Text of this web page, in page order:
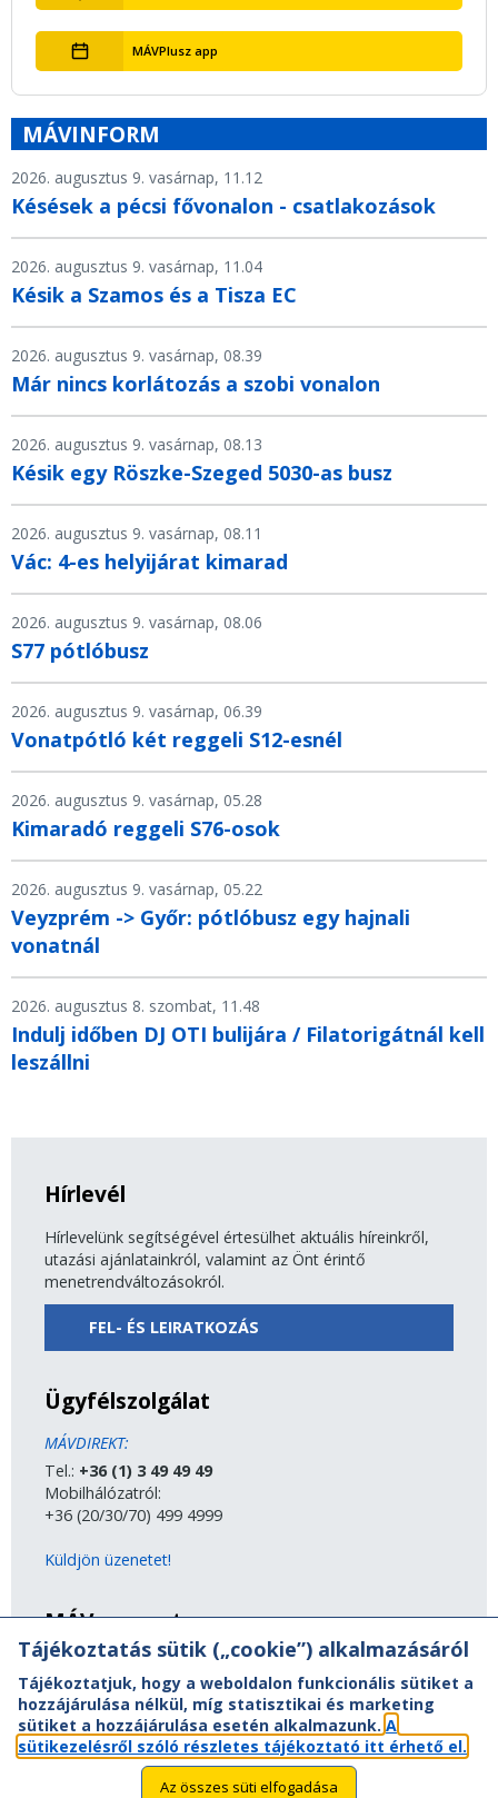
MÁVPlusz app
MÁVINFORM
2026. augusztus 9. vasárnap, 11.12
Késések a pécsi fővonalon - csatlakozások
2026. augusztus 9. vasárnap, 11.04
Késik a Szamos és a Tisza EC
2026. augusztus 9. vasárnap, 08.39
Már nincs korlátozás a szobi vonalon
2026. augusztus 9. vasárnap, 08.13
Késik egy Röszke-Szeged 5030-as busz
2026. augusztus 9. vasárnap, 08.11
Vác: 4-es helyijárat kimarad
2026. augusztus 9. vasárnap, 08.06
S77 pótlóbusz
2026. augusztus 9. vasárnap, 06.39
Vonatpótló két reggeli S12-esnél
2026. augusztus 9. vasárnap, 05.28
Kimaradó reggeli S76-osok
2026. augusztus 9. vasárnap, 05.22
Veyzprém -> Győr: pótlóbusz egy hajnali
vonatnál
2026. augusztus 8. szombat, 11.48
Indulj időben DJ OTI bulijára / Filatorigátnál kell
leszállni
Hírlevél
Hírlevelünk segítségével értesülhet aktuális híreinkről,
utazási ajánlatainkról, valamint az Önt érintő
menetrendváltozásokról.
FEL- ÉS LEIRATKOZÁS
Ügyfélszolgálat
MÁVDIREKT:
Tel.: +36 (1) 3 49 49 49
Mobilhálózatról:
+36 (20/30/70) 499 4999
Küldjön üzenetet!
MÁV-csoport
A MÁV-csoport tagjai
Jogi útmutatás
Adatvédelem
Kapcsolat
Vasút a nagyvilágban
Tájékoztatás sütik („cookie”) alkalmazásáról
Tájékoztatjuk, hogy a weboldalon funkcionális sütiket a
hozzájárulása nélkül, míg statisztikai és marketing
sütiket a hozzájárulása esetén alkalmazunk. A
sütikezelésről szóló részletes tájékoztató itt érhető el.
Az összes süti elfogadása